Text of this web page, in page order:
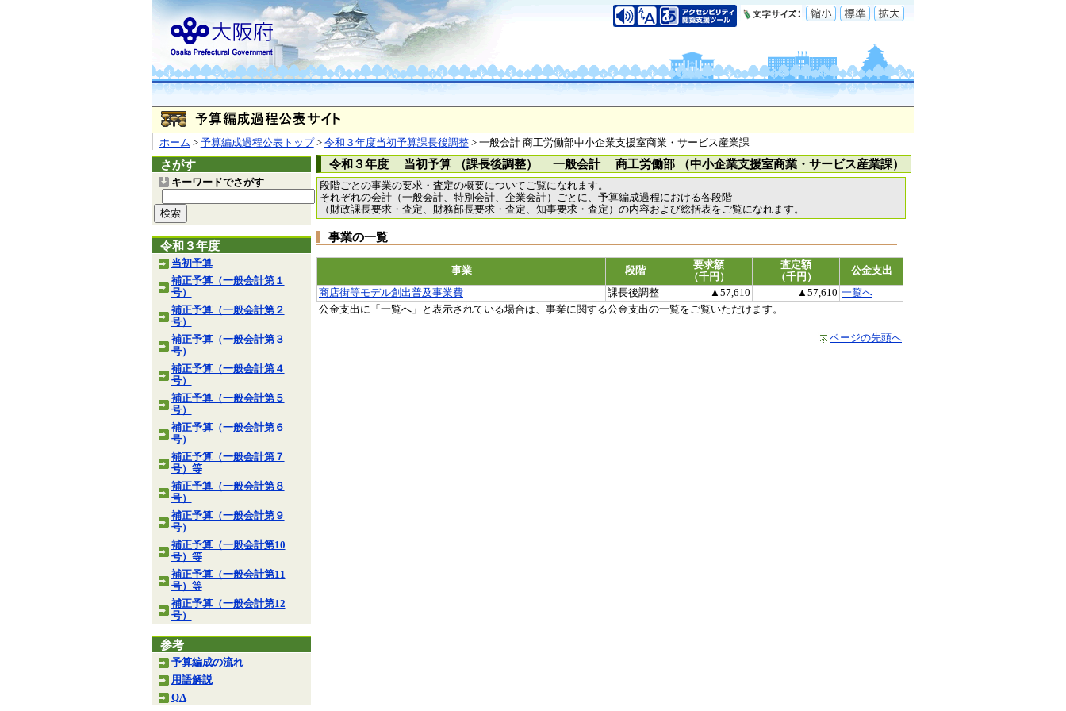
ホーム > 予算編成過程公表トップ> 令和３年度当初予算課長後調整> 一般会計 商工労働部中小企業支援室商業・サービス産業課
さがす
キーワードでさがす
令和３年度
当初予算
補正予算（一般会計第１
号）
補正予算（一般会計第２
号）
補正予算（一般会計第３
号）
補正予算（一般会計第４
号）
補正予算（一般会計第５
号）
補正予算（一般会計第６
号）
補正予算（一般会計第７
号）等
補正予算（一般会計第８
号）
補正予算（一般会計第９
号）
補正予算（一般会計第10
号）等
補正予算（一般会計第11
号）等
補正予算（一般会計第12
号）
参考
予算編成の流れ
用語解説
QA
令和３年度 当初予算 （課長後調整） 一般会計 商工労働部 （中小企業支援室商業・サービス産業課）
段階ごとの事業の要求・査定の概要についてご覧になれます。
それぞれの会計（一般会計、特別会計、企業会計）ごとに、予算編成過程における各段階
（財政課長要求・査定、財務部長要求・査定、知事要求・査定）の内容および総括表をご覧になれます。
事業の一覧
事業 段階
要求額
（千円）
査定額
（千円）
公金支出
商店街等モデル創出普及事業費
課長後調整 ▲57,610 ▲57,610 一覧へ
公金支出に「一覧へ」と表示されている場合は、事業に関する公金支出の一覧をご覧いただけます。
ページの先頭へ